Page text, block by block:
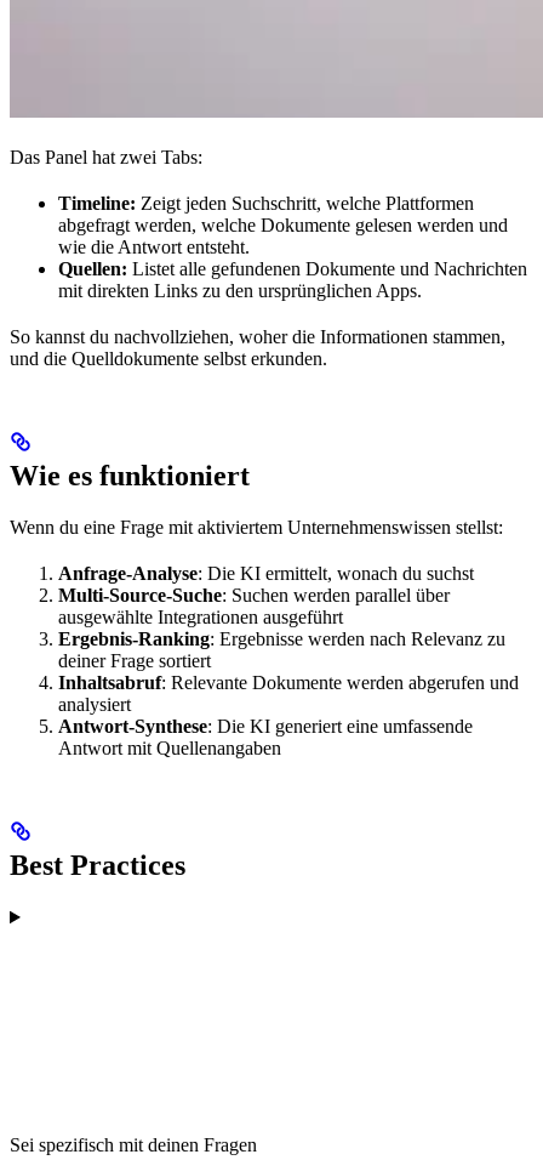
Das Panel hat zwei Tabs:
Timeline: Zeigt jeden Suchschritt, welche Plattformen
abgefragt werden, welche Dokumente gelesen werden und
wie die Antwort entsteht.
Quellen: Listet alle gefundenen Dokumente und Nachrichten
mit direkten Links zu den ursprünglichen Apps.
So kannst du nachvollziehen, woher die Informationen stammen,
und die Quelldokumente selbst erkunden.
Wie es funktioniert
Wenn du eine Frage mit aktiviertem Unternehmenswissen stellst:
Anfrage-Analyse: Die KI ermittelt, wonach du suchst
Multi-Source-Suche: Suchen werden parallel über
ausgewählte Integrationen ausgeführt
Ergebnis-Ranking: Ergebnisse werden nach Relevanz zu
deiner Frage sortiert
Inhaltsabruf: Relevante Dokumente werden abgerufen und
analysiert
Antwort-Synthese: Die KI generiert eine umfassende
Antwort mit Quellenangaben
Best Practices
Sei spezifisch mit deinen Fragen